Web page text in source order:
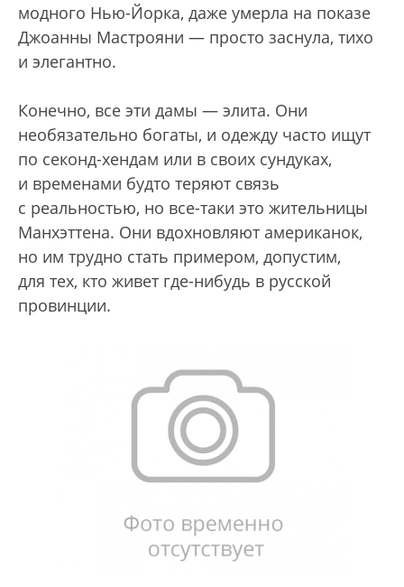
модного Нью-Йорка, даже умерла на показе
Джоанны Мастрояни — просто заснула, тихо
и элегантно.
Конечно, все эти дамы — элита. Они
необязательно богаты, и одежду часто ищут
по секонд-хендам или в своих сундуках,
и временами будто теряют связь
с реальностью, но все-таки это жительницы
Манхэттена. Они вдохновляют американок,
но им трудно стать примером, допустим,
для тех, кто живет где-нибудь в русской
провинции.